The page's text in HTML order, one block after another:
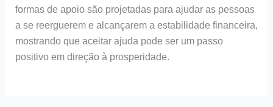
formas de apoio são projetadas para ajudar as pessoas
a se reerguerem e alcançarem a estabilidade financeira,
mostrando que aceitar ajuda pode ser um passo
positivo em direção à prosperidade.